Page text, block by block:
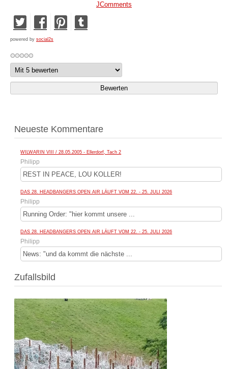
JComments
powered by social2s
Neueste Kommentare
WILWARIN VIII / 28.05.2005 - Ellerdorf, Tach 2
Philipp
REST IN PEACE, LOU KOLLER!
DAS 28. HEADBANGERS OPEN AIR LÄUFT VOM 22. - 25. JULI 2026
Philipp
Running Order: "hier kommt unsere ...
DAS 28. HEADBANGERS OPEN AIR LÄUFT VOM 22. - 25. JULI 2026
Philipp
News: "und da kommt die nächste ...
Zufallsbild